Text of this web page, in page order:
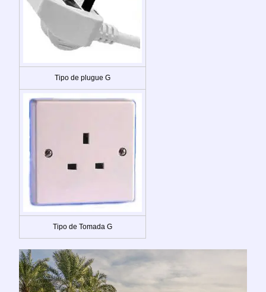
Tipo de plugue G
Tipo de Tomada G